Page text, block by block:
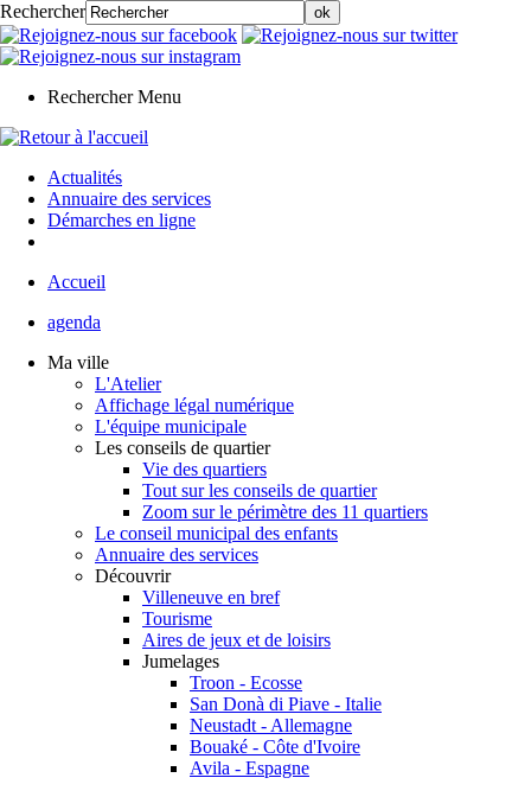
Rechercher
Rechercher Menu
Actualités
Annuaire des services
Démarches en ligne
Accueil
agenda
Ma ville
L'Atelier
Affichage légal numérique
L'équipe municipale
Les conseils de quartier
Vie des quartiers
Tout sur les conseils de quartier
Zoom sur le périmètre des 11 quartiers
Le conseil municipal des enfants
Annuaire des services
Découvrir
Villeneuve en bref
Tourisme
Aires de jeux et de loisirs
Jumelages
Troon - Ecosse
San Donà di Piave - Italie
Neustadt - Allemagne
Bouaké - Côte d'Ivoire
Avila - Espagne